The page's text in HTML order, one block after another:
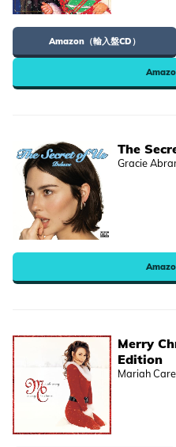
Amazon（輸入盤CD）
The
Gracie
Merry
Edition
Mariah